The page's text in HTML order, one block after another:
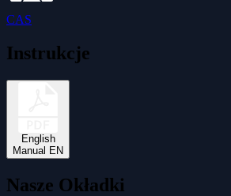
CAS
Instrukcje
English
Manual EN
Nasze Okładki